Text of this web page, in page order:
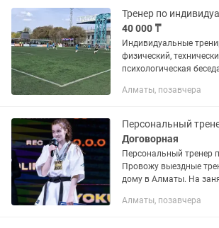
40 000 ₸
Индивидуальные
физический,
психологическая
от 7 - 13 лет. Буду
Алматы, позавчера
Персональный
Договорная
Персональный тренер
Провожу выездные
дому в Алматы. На занятиях дети
физическую подготовку
Алматы, позавчера